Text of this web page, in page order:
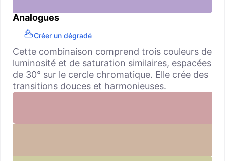
Analogues
Créer un dégradé
Cette combinaison comprend trois couleurs de
luminosité et de saturation similaires, espacées
de 30° sur le cercle chromatique. Elle crée des
transitions douces et harmonieuses.